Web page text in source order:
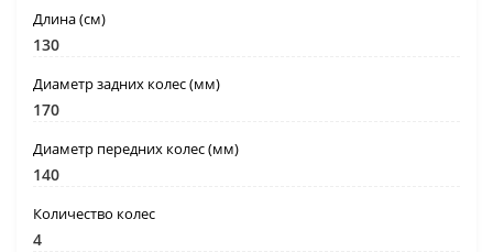
Длина (см)
130
Диаметр задних колес (мм)
170
Диаметр передних колес (мм)
140
Количество колес
4